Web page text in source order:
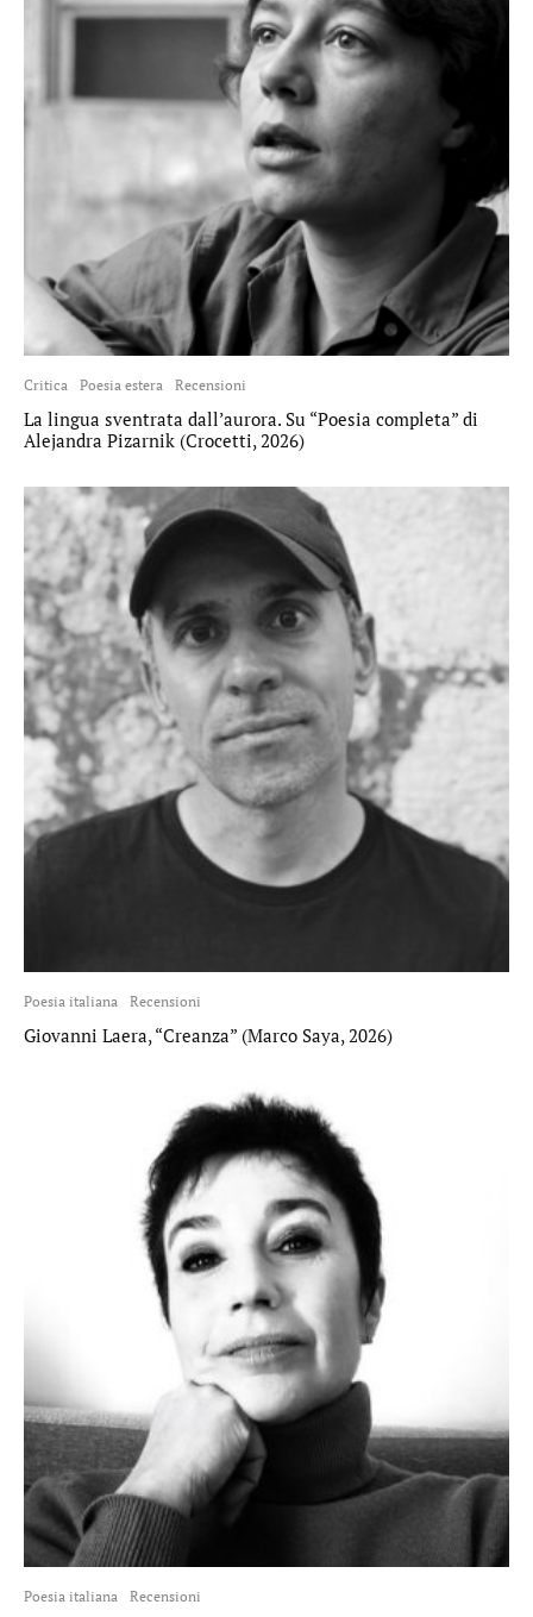
Critica Poesia estera Recensioni
La lingua sventrata dall’aurora. Su “Poesia completa” di
Alejandra Pizarnik (Crocetti, 2026)
Poesia italiana Recensioni
Giovanni Laera, “Creanza” (Marco Saya, 2026)
Poesia italiana Recensioni